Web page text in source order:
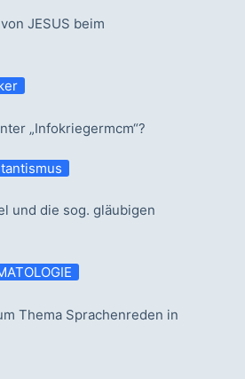
JESUS beim
„Infokriegermcm“?
und die sog. gläubigen
Thema Sprachenreden in